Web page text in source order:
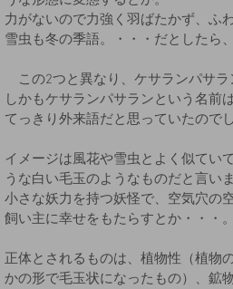
力がないので力強く羽ばたかず、ふ
雪虫も冬の季語。・・・だとしたら
この2つと異なり、ケサランパサラ
しかもケサランパサランという名前
てっきり外来語だと思っていたのでし
イメージは風花や雪虫とよく似てい
うな白い毛玉のようなものだと言いま
小さな妖力を持つ妖怪で、空気穴の
飼い主に幸せをもたらすとか・・・。
正体とされるものは、植物性（植物
かの形で毛玉状になったもの）、鉱